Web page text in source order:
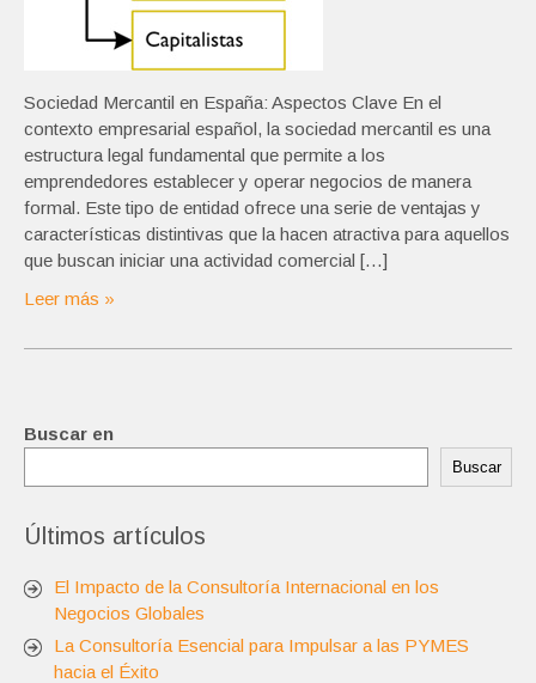
Sociedad Mercantil en España: Aspectos Clave En el
contexto empresarial español, la sociedad mercantil es una
estructura legal fundamental que permite a los
emprendedores establecer y operar negocios de manera
formal. Este tipo de entidad ofrece una serie de ventajas y
características distintivas que la hacen atractiva para aquellos
que buscan iniciar una actividad comercial […]
Leer más »
Buscar en
Buscar
Últimos artículos
El Impacto de la Consultoría Internacional en los
Negocios Globales
La Consultoría Esencial para Impulsar a las PYMES
hacia el Éxito